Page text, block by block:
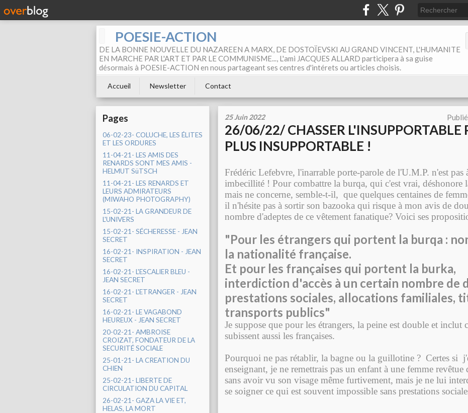
POESIE-ACTION
DE LA BONNE NOUVELLE DU NAZAREEN A MARX, DE DOSTOÏEVSKI AU GRAND VINCENT, L'HUMANITE
EN MARCHE PAR L'ART ET PAR LE COMMUNISME..., L'ami JACQUES ALLARD participera à sa guise
désormais à POESIE-ACTION en nous partageant ses centres d'intérets ou articles choisis.
Accueil Newsletter Contact
Pages
06-02-23- COLUCHE, LES ÉLITES
ET LES ORDURES
11-04-21- LES AMIS DES
RENARDS SONT MES AMIS -
HELMUT SüTSCH
11-04-21- LES RENARDS ET
LEURS ADMIRATEURS
(MIWAHO PHOTOGRAPHY)
15-02-21- LA GRANDEUR DE
L'UNIVERS
15-02-21- SÉCHERESSE - JEAN
SECRET
16-02-21- INSPIRATION - JEAN
SECRET
16-02-21- L'ESCALIER BLEU -
JEAN SECRET
16-02-21- L'ETRANGER - JEAN
SECRET
16-02-21- LE VAGABOND
HEUREUX - JEAN SECRET
20-02-21- AMBROISE
CROIZAT, FONDATEUR DE LA
SECURITÉ SOCIALE
25-01-21- LA CREATION DU
CHIEN
25-02-21- LIBERTE DE
CIRCULATION DU CAPITAL
26-02-21- GAZA LA VIE ET,
HELAS, LA MORT
25 Juin 2022
26/06/22/ CHASSER L'INSUPPORTABLE
PLUS INSUPPORTABLE !
Frédéric Lefebvre, l'inarrable porte-parole de l'U.M.P. n'est pas
imbecillité ! Pour combattre la burqa, qui c'est vrai, déshonore
mais ne concerne, semble-t-il, que quelques centaines de
il n'hésite pas à sortir son bazooka qui risque à mon avis de
nombre d'adeptes de ce vêtement fanatique? Voici ses
"Pour les étrangers qui portent la burqa :
la nationalité française.
Et pour les françaises qui portent la burka,
interdiction d'accès à un certain nombre de
prestations sociales, allocations familiales,
transports publics"
Je suppose que pour les étrangers, la peine est double et inclut
subissent aussi les françaises.
Pourquoi ne pas rétablir, la bagne ou la guillotine ? Certes si
enseignant, je ne remettrais pas un enfant à une femme revêtue
sans avoir vu son visage même furtivement, mais je ne lui
se soigner ce qui est souvent impossible sans prestations